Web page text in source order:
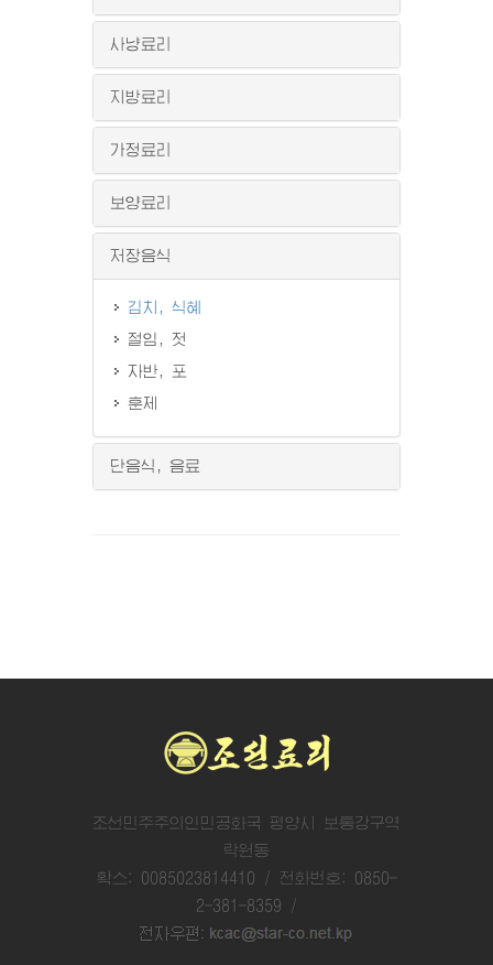
사냥료리
지방료리
가정료리
보양료리
저장음식
김치, 식혜
절임, 젓
자반, 포
훈제
단음식, 음료
조선민주주의인민공화국 평양시 보통강구역
락원동
확스: 0085023814410 / 전화번호: 0850-
2-381-8359 /